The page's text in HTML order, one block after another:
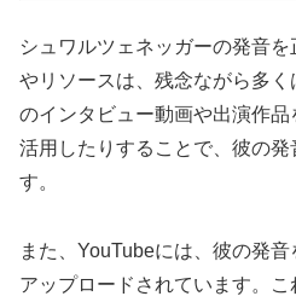
シュワルツェネッガーの発音
やリソースは、残念ながら多
のインタビュー動画や出演作
活用したりすることで、彼の発
す。
また、YouTubeには、彼の発
アップロードされています。